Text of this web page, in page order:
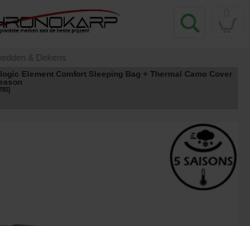
& Dekens
Element Comfort Sleeping Bag + Thermal Camo Cover
]